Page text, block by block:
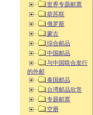
世界专题邮票
前苏联
俄罗斯
蒙古
综合邮品
中国邮品
与中国联合发行
的外邮
泰国邮品
台湾邮品欣赏
专题邮票
空册